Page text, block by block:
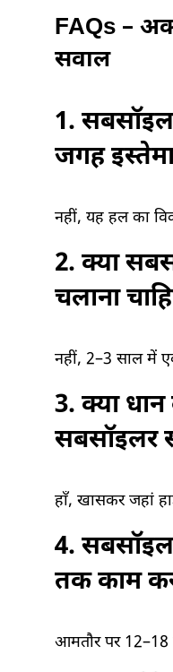
FAQs –
सवाल
1.
जगह
नहीं, यह हल का
2. क्या
चलाना
नहीं, 2–3 साल में
3. क्या
सबसॉइलर
हाँ, खासकर जहां
4.
तक काम
आमतौर पर